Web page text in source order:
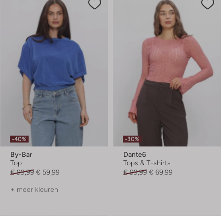
-40%
By-Bar
Top
€ 99,99 € 59,99
+ meer kleuren
-30%
Dante6
Tops & T-shirts
€ 99,99 € 69,99